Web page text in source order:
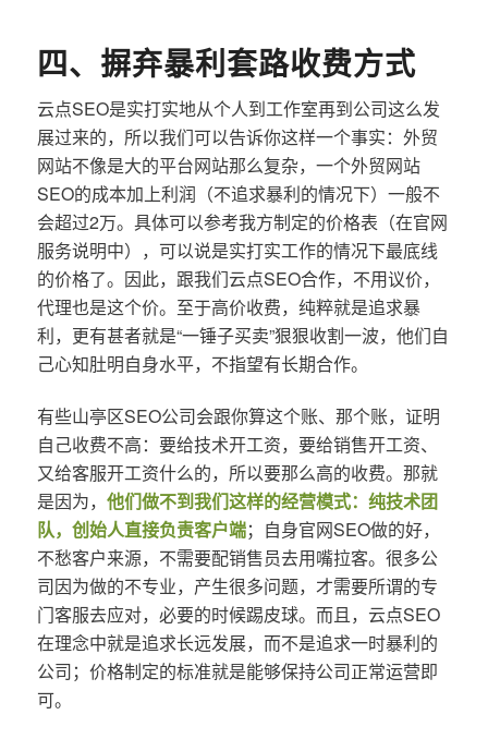
四、摒弃暴利套路收费方式
云点SEO是实打实地从个人到工作室再到公司这么发
展过来的，所以我们可以告诉你这样一个事实：外贸
网站不像是大的平台网站那么复杂，一个外贸网站
SEO的成本加上利润（不追求暴利的情况下）一般不
会超过2万。具体可以参考我方制定的价格表（在官网
服务说明中），可以说是实打实工作的情况下最底线
的价格了。因此，跟我们云点SEO合作，不用议价，
代理也是这个价。至于高价收费，纯粹就是追求暴
利，更有甚者就是“一锤子买卖”狠狠收割一波，他们自
己心知肚明自身水平，不指望有长期合作。
有些山亭区SEO公司会跟你算这个账、那个账，证明
自己收费不高：要给技术开工资，要给销售开工资、
又给客服开工资什么的，所以要那么高的收费。那就
是因为， 他们做不到我们这样的经营模式：纯技术团
队，创始人直接负责客户端；自身官网SEO做的好，
不愁客户来源，不需要配销售员去用嘴拉客。很多公
司因为做的不专业，产生很多问题，才需要所谓的专
门客服去应对，必要的时候踢皮球。而且，云点SEO
在理念中就是追求长远发展，而不是追求一时暴利的
公司；价格制定的标准就是能够保持公司正常运营即
可。